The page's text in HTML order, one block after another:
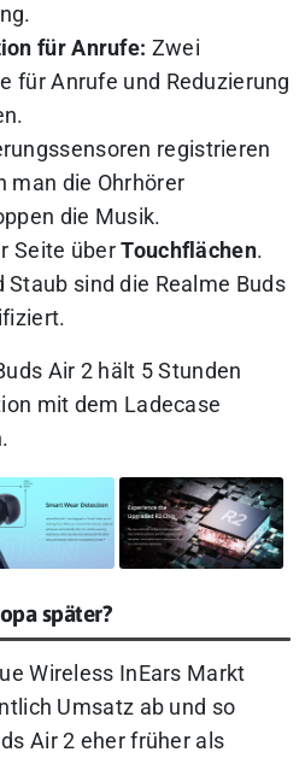
für Anrufe: Zwei
für Anrufe und Reduzierung
registrieren
man die Ohrhörer
die Musik.
Seite überTouchflächen.
Staub sind die Realme Buds
Air 2 hält 5 Stunden
mit dem Ladecase
später?
Wireless InEars Markt
Umsatz ab und so
Air 2 eher früher als